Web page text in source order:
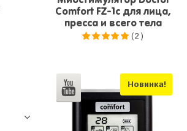
Comfort FZ-1c для лица,
пресса и всего тела
(2)
Новинка!